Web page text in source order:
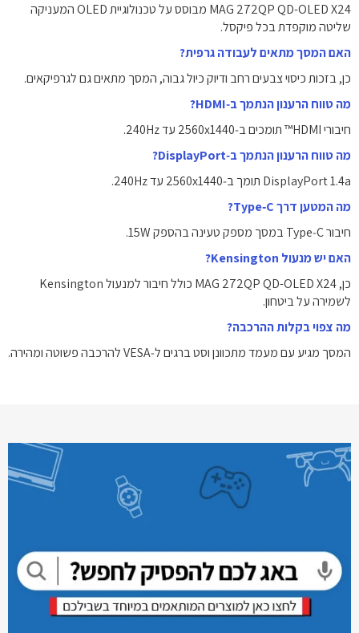
MAG 272QP QD-OLED X24 מבוסס על טכנולוגיית OLED המעניקה
שליטה מוקפדת בכל פיקסל.
האם המסך מתאים לעבודה גרפית?
כן, בזכות כיסוי צבעים רחב ודיוק כיול גבוה, המסך מתאים גם לגרפיקאים.
מה טווח הרענון הנתמך ב‑HDMI?
חיבורי HDMI™ תומכים ב‑‎2560x1440‎ עד ‎240Hz‎.
מה טווח הרענון הנתמך ב‑DisplayPort?
DisplayPort 1.4a תומך ב‑‎2560x1440‎ עד ‎240Hz‎.
מה המטען דרך Type‑C?
חיבור Type‑C במסך מספק טעינה בהספק ‎15W‎.
האם יש מנעול Kensington?
כן, MAG 272QP QD-OLED X24 כולל חיבור למנעול Kensington
לשמירה על ביטחון.
מה צפוי בקלות ההרכבה?
המסך מגיע עם מעמד מתכוונן וסט ברגים ל‑VESA להרכבה פשוטה ומהירה.